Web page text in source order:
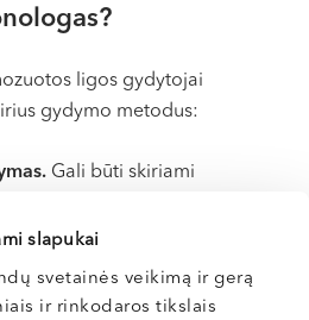
slapukai
svetainės veikimą ir gerą
ir rinkodaros tikslais
ligos gydytojai
gydymo metodus:​
Gali būti skiriami
kvėpavimo takų bei plaučių
kai garuose esančios vaistinės